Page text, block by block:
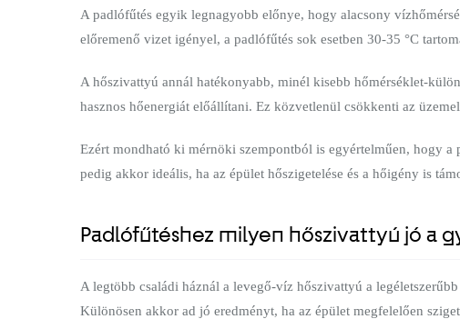
A padlófűtés egyik legnagyobb előnye, hogy alacsony
előremenő vizet igényel, a padlófűtés sok esetben 30-35 °C
A hőszivattyú annál hatékonyabb, minél kisebb hőmérséklet-
hasznos hőenergiát előállítani. Ez közvetlenül csökkenti az
Ezért mondható ki mérnöki szempontból is egyértelműen, hogy a
pedig akkor ideális, ha az épület hőszigetelése és a hőigény is
Padlófűtéshez milyen hőszivattyú jó a
A legtöbb családi háznál a levegő-víz hőszivattyú a
Különösen akkor ad jó eredményt, ha az épület megfelelően